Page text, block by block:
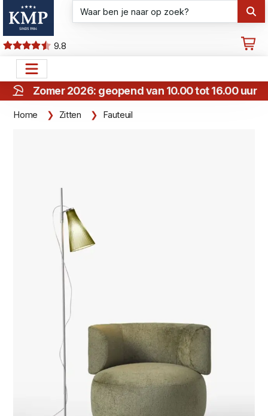
9.8
Zomer 2026: geopend van 10.00 tot 16.00 uur
Home Zitten Fauteuil